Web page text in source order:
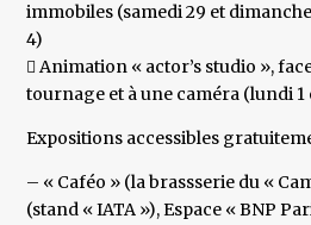
immobiles (samedi 29 et
4)
 Animation « actor’s studio »,
tournage et à une caméra (lundi 1
Expositions accessibles
– « Caféo » (la brassserie du «
(stand « IATA »), Espace « BNP